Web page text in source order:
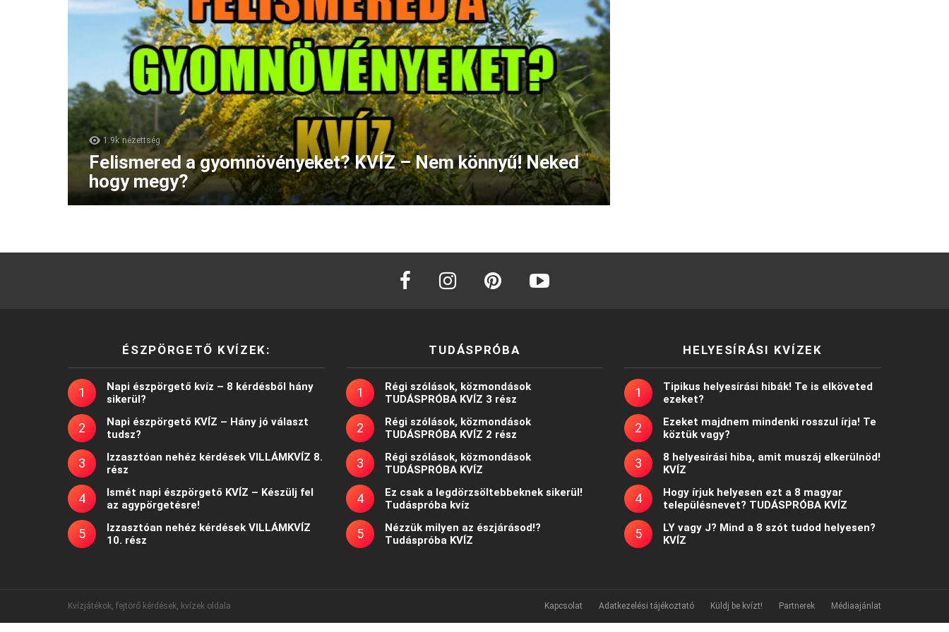
1.9k nézettség
Felismered a gyomnövényeket? KVÍZ – Nem könnyű! Neked
hogy megy?
facebook instagram
ÉSZPÖRGETŐ KVÍZEK:
Napi észpörgető kvíz – 8 kérdésből hány
sikerül?
Napi észpörgető KVÍZ – Hány jó választ
tudsz?
Izzasztóan nehéz kérdések VILLÁMKVÍZ 8.
rész
Ismét napi észpörgető KVÍZ – Készülj fel
az agypörgetésre!
Izzasztóan nehéz kérdések VILLÁMKVÍZ
10. rész
TUDÁSPRÓBA
Régi szólások, közmondások
TUDÁSPRÓBA KVÍZ 3 rész
Régi szólások, közmondások
TUDÁSPRÓBA KVÍZ 2 rész
Régi szólások, közmondások
TUDÁSPRÓBA KVÍZ
Ez csak a legdörzsöltebbeknek sikerül!
Tudáspróba kvíz
Nézzük milyen az észjárásod!?
Tudáspróba KVÍZ
HELYESÍRÁSI KVÍZEK
Tipikus helyesírási hibák! Te is elköveted
ezeket?
Ezeket majdnem mindenki rosszul írja! Te
köztük vagy?
8 helyesírási hiba, amit muszáj elkerülnöd!
KVÍZ
Hogy írjuk helyesen ezt a 8 magyar
településnevet? TUDÁSPRÓBA KVÍZ
LY vagy J? Mind a 8 szót tudod helyesen?
KVÍZ
Kvízjátékok, fejtörő kérdések, kvízek oldala Kapcsolat Adatkezelési tájékoztató Küldj be kvízt! Partnerek Médiaajánlat